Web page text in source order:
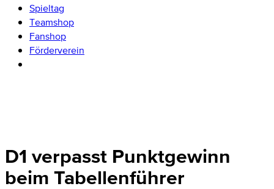
Spieltag
Teamshop
Fanshop
Förderverein
D1 verpasst Punktgewinn
beim Tabellenführer